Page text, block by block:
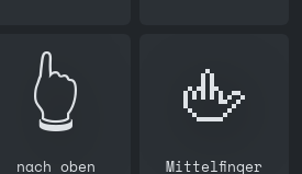
👆️
nach oben
🖕
Mittelfinger